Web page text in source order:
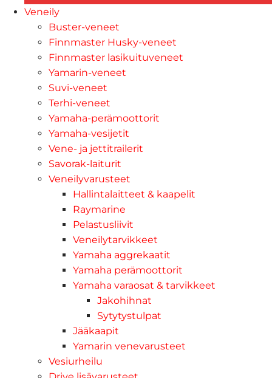
Veneily
Buster-veneet
Finnmaster Husky-veneet
Finnmaster lasikuituveneet
Yamarin-veneet
Suvi-veneet
Terhi-veneet
Yamaha-perämoottorit
Yamaha-vesijetit
Vene- ja jettitrailerit
Savorak-laiturit
Veneilyvarusteet
Hallintalaitteet & kaapelit
Raymarine
Pelastusliivit
Veneilytarvikkeet
Yamaha aggrekaatit
Yamaha perämoottorit
Yamaha varaosat & tarvikkeet
Jakohihnat
Sytytystulpat
Jääkaapit
Yamarin venevarusteet
Vesiurheilu